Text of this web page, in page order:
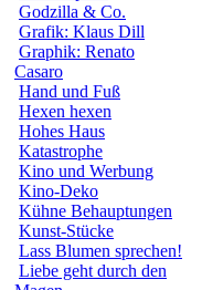
Godzilla & Co.
Grafik: Klaus Dill
Graphik: Renato
Casaro
Hand und Fuß
Hexen hexen
Hohes Haus
Katastrophe
Kino und Werbung
Kino-Deko
Kühne Behauptungen
Kunst-Stücke
Lass Blumen sprechen!
Liebe geht durch den